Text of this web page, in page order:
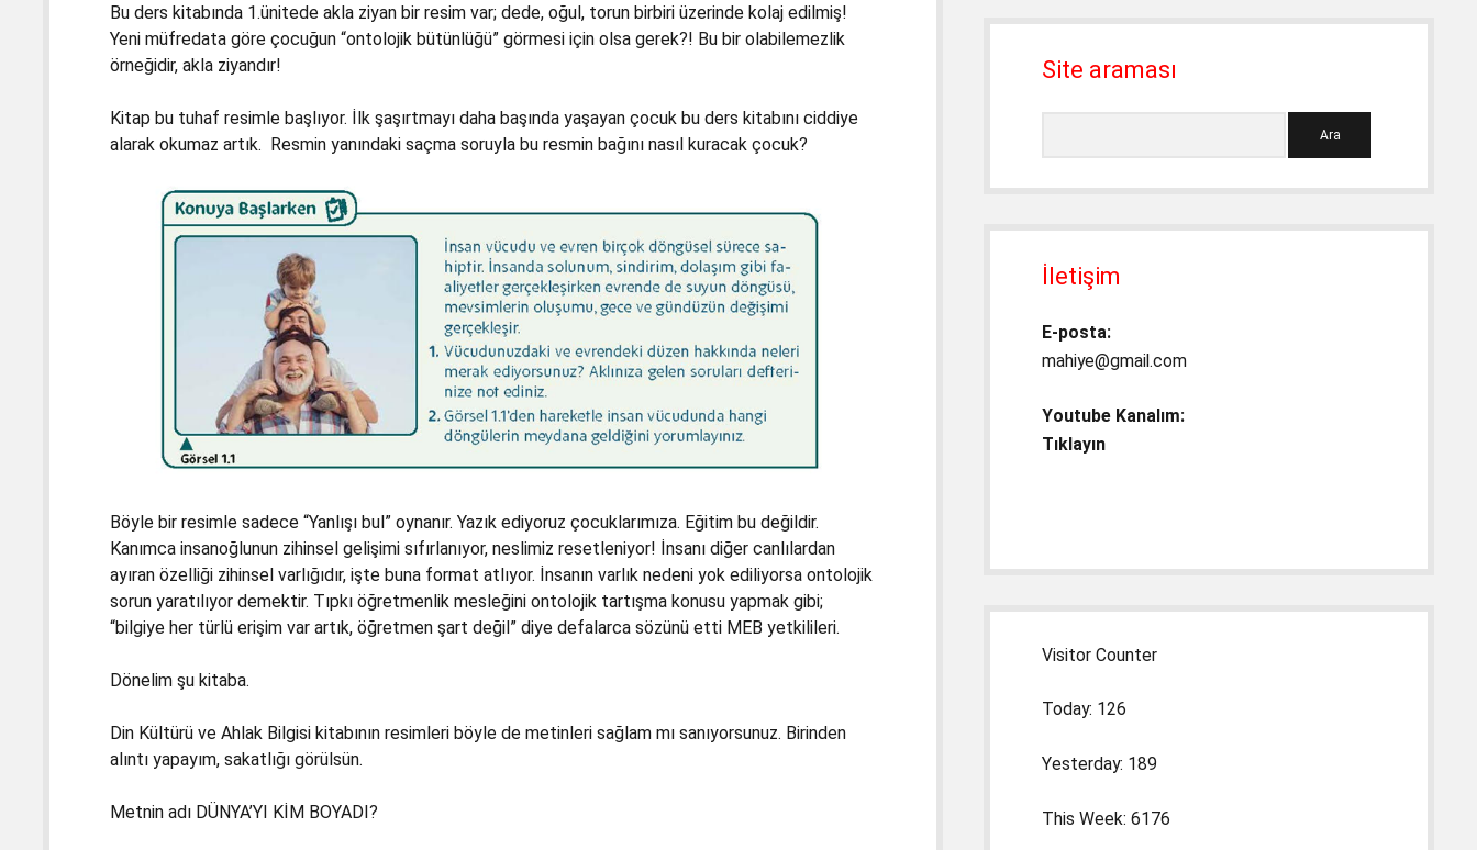
Bu ders kitabında 1.ünitede akla ziyan bir resim var; dede, oğul, torun birbiri üzerinde kolaj edilmiş!
Yeni müfredata göre çocuğun “ontolojik bütünlüğü” görmesi için olsa gerek?! Bu bir olabilemezlik
örneğidir, akla ziyandır!
Kitap bu tuhaf resimle başlıyor. İlk şaşırtmayı daha başında yaşayan çocuk bu ders kitabını ciddiye
alarak okumaz artık. Resmin yanındaki saçma soruyla bu resmin bağını nasıl kuracak çocuk?
Böyle bir resimle sadece “Yanlışı bul” oynanır. Yazık ediyoruz çocuklarımıza. Eğitim bu değildir.
Kanımca insanoğlunun zihinsel gelişimi sıfırlanıyor, neslimiz resetleniyor! İnsanı diğer canlılardan
ayıran özelliği zihinsel varlığıdır, işte buna format atlıyor. İnsanın varlık nedeni yok ediliyorsa ontolojik
sorun yaratılıyor demektir. Tıpkı öğretmenlik mesleğini ontolojik tartışma konusu yapmak gibi;
“bilgiye her türlü erişim var artık, öğretmen şart değil” diye defalarca sözünü etti MEB yetkilileri.
Dönelim şu kitaba.
Din Kültürü ve Ahlak Bilgisi kitabının resimleri böyle de metinleri sağlam mı sanıyorsunuz. Birinden
alıntı yapayım, sakatlığı görülsün.
Metnin adı DÜNYA’YI KİM BOYADI?
Site araması
İletişim
E-posta:
mahiye@gmail.com
Youtube Kanalım:
Tıklayın
Visitor Counter
Today: 126
Yesterday: 189
This Week: 6176